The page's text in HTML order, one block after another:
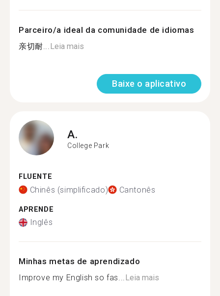
Parceiro/a ideal da comunidade de idiomas
亲切耐...Leia mais
Baixe o aplicativo
A.
College Park
FLUENTE
Chinês (simplificado) Cantonês
APRENDE
Inglês
Minhas metas de aprendizado
Improve my English so fas...Leia mais